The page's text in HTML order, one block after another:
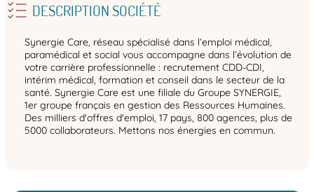
DESCRIPTION SOCIÉTÉ
Synergie Care, réseau spécialisé dans l’emploi médical,
paramédical et social vous accompagne dans l’évolution de
votre carrière professionnelle : recrutement CDD-CDI,
intérim médical, formation et conseil dans le secteur de la
santé. Synergie Care est une filiale du Groupe SYNERGIE,
1er groupe français en gestion des Ressources Humaines.
Des milliers d'offres d'emploi, 17 pays, 800 agences, plus de
5000 collaborateurs. Mettons nos énergies en commun.